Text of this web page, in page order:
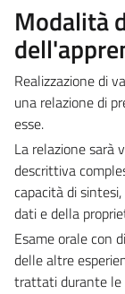
Modalità
Realizzazione di
una relazione di
esse.
La relazione sarà
descrittiva
capacità di
dati e della
Esame orale con
delle altre
trattati durante le